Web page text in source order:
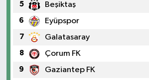
5 Beşiktaş
6 Eyüpspor
7 Galatasaray
8 Çorum FK
9 Gaziantep FK